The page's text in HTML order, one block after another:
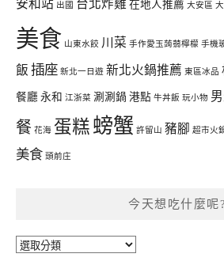
安和站 出國 台北炸雞 在地人推薦 大安區
美食 山東水餃 川菜 手作愛玉蒟蒻檸檬 手機
飯 插座 新北一日遊 新北火鍋推薦 東區冰品
餐廳 永和 江浙菜 涮涮鍋 港點 牛丼飯 玩小物
餐 花海 蛋糕 螃蟹 許留山 豬腳 超市火
美食 頭前庄
今天想吃什麼呢?
今